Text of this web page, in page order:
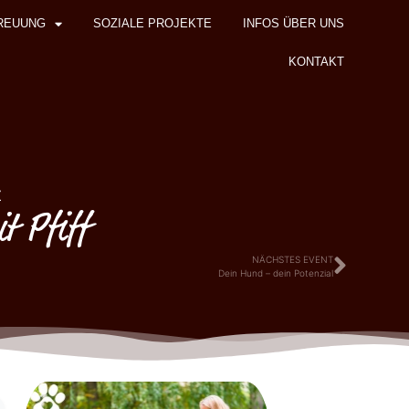
SOZIALE PROJEKTE INFOS ÜBER UNS
KONTAKT
Pfiff
NÄCHSTES EVENT
Dein Hund – dein Potenzial